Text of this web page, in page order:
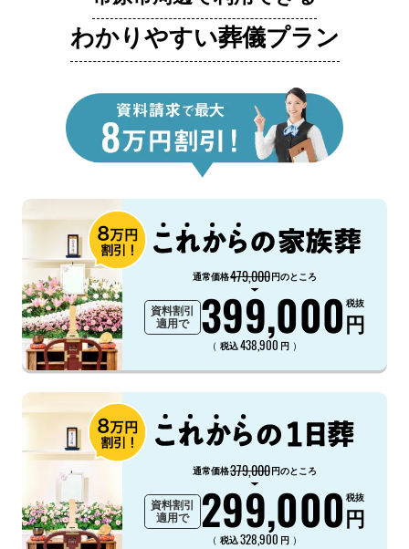
わかりやすい葬儀プラン
通常価格479,000円のところ
資料割引
適用で
399,000円
税抜
（ 税込438,900 円 ）
通常価格379,000円のところ
資料割引
適用で
299,000円
税抜
（ 税込328,900 円 ）